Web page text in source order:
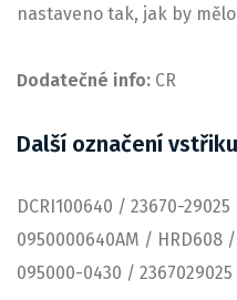
nastaveno tak, jak by
Dodatečné info: CR
Další označení
DCRI100640 / 23670-
0950000640AM / HRD608
095000-0430 / 2367029025